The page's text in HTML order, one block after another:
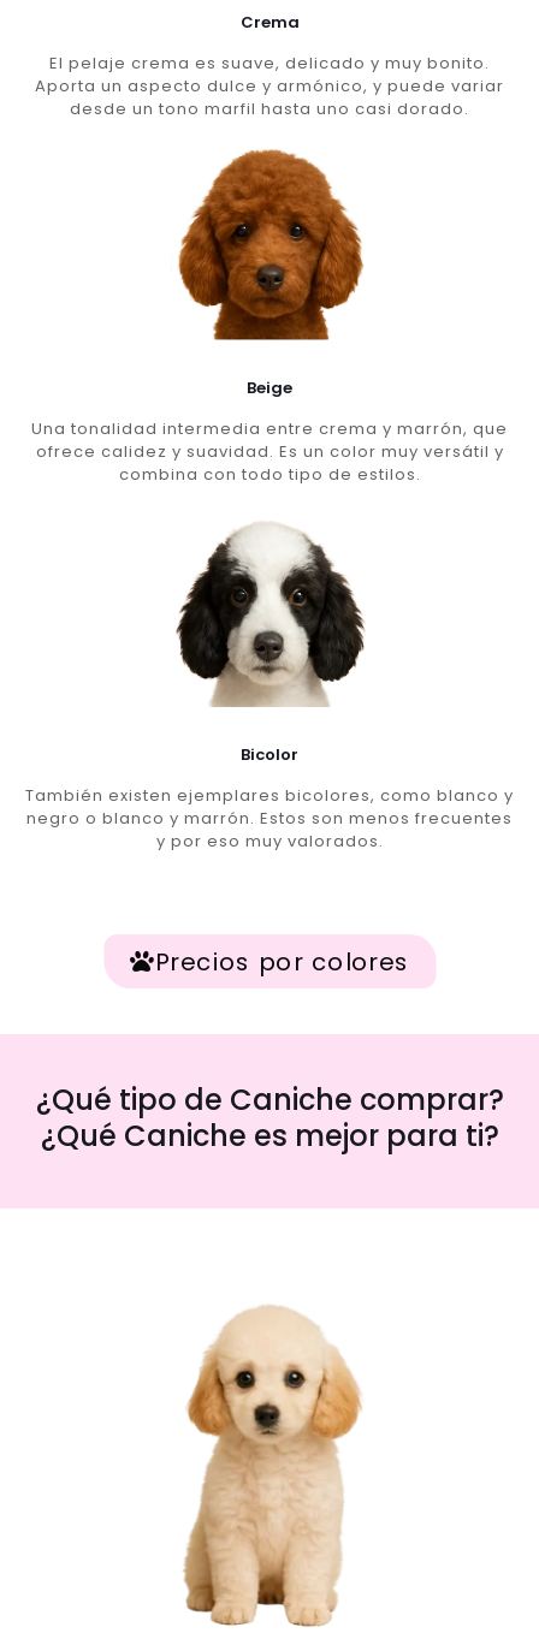
Crema
El pelaje crema es suave, delicado y muy bonito.
Aporta un aspecto dulce y armónico, y puede variar
desde un tono marfil hasta uno casi dorado.
Beige
Una tonalidad intermedia entre crema y marrón, que
ofrece calidez y suavidad. Es un color muy versátil y
combina con todo tipo de estilos.
Bicolor
También existen ejemplares bicolores, como blanco y
negro o blanco y marrón. Estos son menos frecuentes
y por eso muy valorados.
Precios por colores
¿Qué tipo de Caniche comprar?
¿Qué Caniche es mejor para ti?